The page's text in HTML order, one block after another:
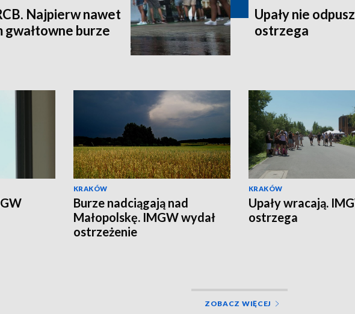
Najpierw nawet
gwałtowne burze
Upały nie
ostrzega
KRAKÓW
Burze nadciągają nad
Małopolskę. IMGW wydał
ostrzeżenie
KRAKÓW
Upały wracają.
ostrzega
ZOBACZ WIĘCEJ